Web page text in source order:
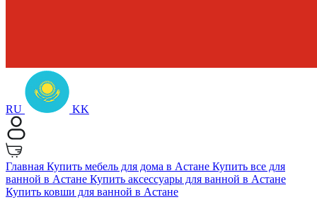
RU KK
Главная Купить мебель для дома в Астане Купить все для
ванной в Астане Купить аксессуары для ванной в Астане
Купить ковши для ванной в Астане